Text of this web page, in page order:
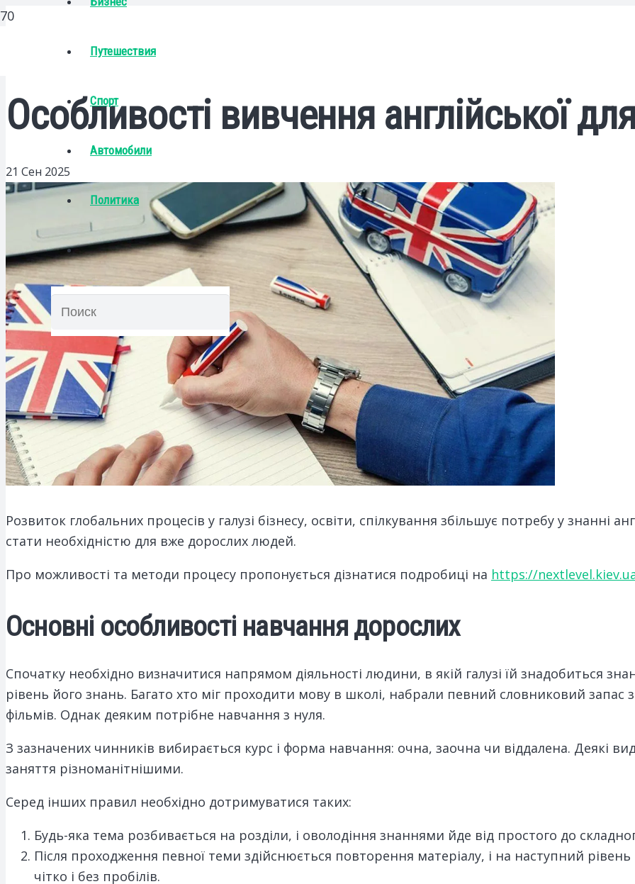
Путешествия
Спорт
Автомобили
Политика
Особливості вивчення англійської
21 Сен 2025
Розвиток глобальних процесів у галузі бізнесу, освіти, спілкування збільшує потребу у знанні
стати необхідністю для вже дорослих людей.
Про можливості та методи процесу пропонується дізнатися подробиці на https://
Основні особливості навчання дорослих
Спочатку необхідно визначитися напрямом діяльності людини, в якій галузі їй знадобиться
рівень його знань. Багато хто міг проходити мову в школі, набрали певний словниковий запас
фільмів. Однак деяким потрібне навчання з нуля.
З зазначених чинників вибирається курс і форма навчання: очна, заочна чи віддалена. Деякі
заняття різноманітнішими.
Серед інших правил необхідно дотримуватися таких:
Будь-яка тема розбивається на розділи, і оволодіння знаннями йде від простого до
Після проходження певної теми здійснюється повторення матеріалу, і на наступний
чітко і без пробілів.